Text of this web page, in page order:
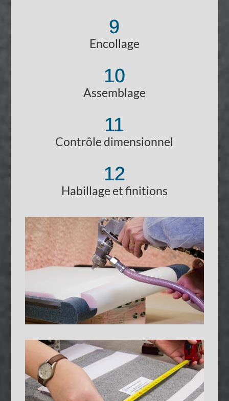
9
Encollage
10
Assemblage
11
Contrôle dimensionnel
12
Habillage et finitions